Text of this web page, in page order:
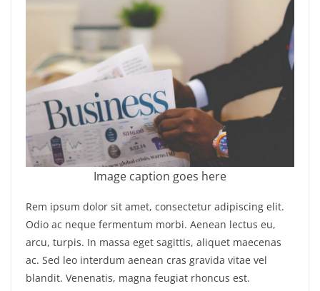
Image caption goes here
Rem ipsum dolor sit amet, consectetur adipiscing elit.
Odio ac neque fermentum morbi. Aenean lectus eu,
arcu, turpis. In massa eget sagittis, aliquet maecenas
ac. Sed leo interdum aenean cras gravida vitae vel
blandit. Venenatis, magna feugiat rhoncus est.